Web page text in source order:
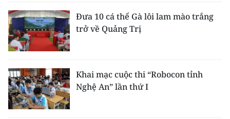
Đưa 10 cá thể Gà lôi lam mào trắng
trở về Quảng Trị
Khai mạc cuộc thi “Robocon tỉnh
Nghệ An” lần thứ I